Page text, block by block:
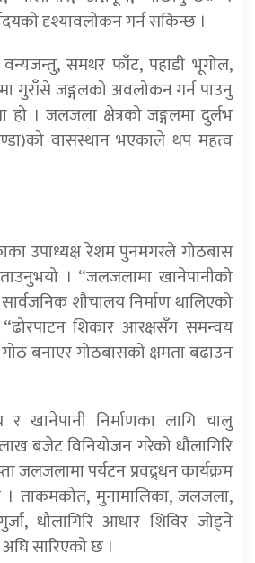
दृश्यावलोकन गर्न सकिन्छ ।
वन्यजन्तु, समथर फाँट, पहाडी भूगोल,
गुराँसे जङ्गलको अवलोकन गर्न पाउनु
हो । जलजला क्षेत्रको जङ्गलमा दुर्लभ
वासस्थान भएकाले थप महत्व
उपाध्यक्ष रेशम पुनमगरले गोठबास
। “जलजलामा खानेपानीको
शौचालय निर्माण थालिएको
शिकार आरक्षसँग समन्वय
बनाएर गोठबासको क्षमता बढाउन
र खानेपानी निर्माणका लागि चालु
बजेट विनियोजन गरेको धौलागिरि
जलजलामा पर्यटन प्रवद्र्धन कार्यक्रम
। ताकमकोत, मुनामालिका, जलजला,
धौलागिरि आधार शिविर जोड्ने
सारिएको छ ।